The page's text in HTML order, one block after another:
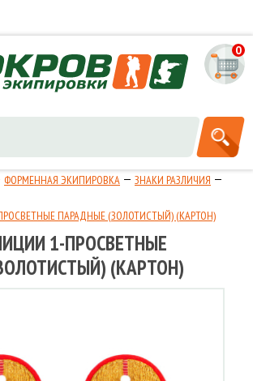
0
ФОРМЕННАЯ ЭКИПИРОВКА
ЗНАКИ РАЗЛИЧИЯ
ПАРАДНЫЕ (ЗОЛОТИСТЫЙ) (КАРТОН)
1-ПРОСВЕТНЫЕ
(КАРТОН)